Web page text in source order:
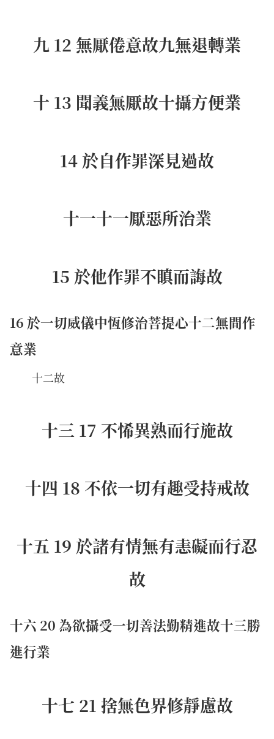
九 12 無厭倦意故九無退轉業
十 13 聞義無厭故十攝方便業
14 於自作罪深見過故
十一十一厭惡所治業
15 於他作罪不瞋而誨故
16 於一切威儀中恆修治菩提心十二無間作
意業
十二故
十三 17 不悕異熟而行施故
十四 18 不依一切有趣受持戒故
十五 19 於諸有情無有恚礙而行忍
故
十六 20 為欲攝受一切善法勤精進故十三勝
進行業
十七 21 捨無色界修靜慮故